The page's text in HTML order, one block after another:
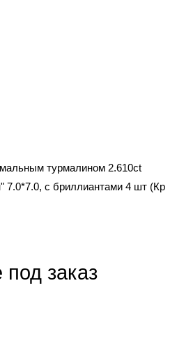
турмалином 2.610ct
7.0*7.0, с бриллиантами 4 шт (Кр
под заказ